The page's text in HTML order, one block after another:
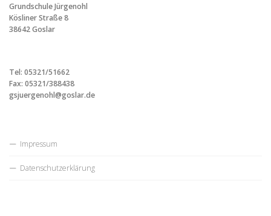
Grundschule Jürgenohl
Kösliner Straße 8
38642 Goslar
Tel: 05321/51662
Fax: 05321/388438
gsjuergenohl@goslar.de
Impressum
Datenschutzerklärung